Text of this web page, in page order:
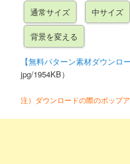
【無料パターン素材ダウンロー
jpg/1954KB）
注）ダウンロードの際のポップ